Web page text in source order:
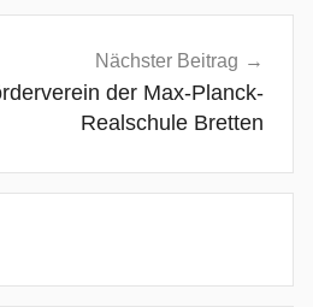
Nächster Beitrag
der Max-Planck-
Realschule Bretten